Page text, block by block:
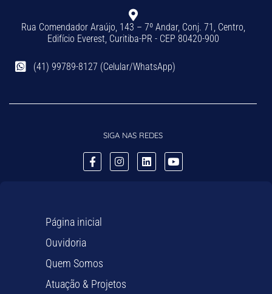
Rua Comendador Araújo, 143 – 7º Andar, Conj. 71, Centro,
Edifício Everest, Curitiba-PR - CEP 80420-900
(41) 99789-8127 (Celular/WhatsApp)
SIGA NAS REDES
Página inicial
Ouvidoria
Quem Somos
Atuação & Projetos